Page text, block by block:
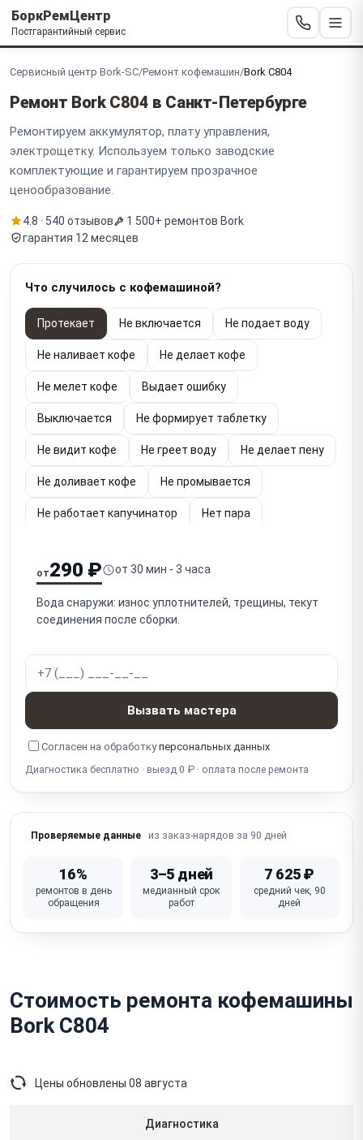
БоркРемЦентр
Постгарантийный сервис
Сервисный центр Bork-SC/Ремонт кофемашин/Bork C804
Ремонт Bork C804 в Санкт-Петербурге
Ремонтируем аккумулятор, плату управления,
электрощетку. Используем только заводские
комплектующие и гарантируем прозрачное
ценообразование.
4.8 · 540 отзывов
1 500+ ремонтов Bork
гарантия 12 месяцев
Что случилось с кофемашиной?
Протекает Не включается Не подает воду
Не наливает кофе Не делает кофе
Не мелет кофе Выдает ошибку
Выключается Не формирует таблетку
Не видит кофе Не греет воду Не делает пену
Не доливает кофе Не промывается
Не работает капучинатор Нет пара
Шумит Жидкость в контейнере для отходов
Кофе слабый и невкусный
Засорилась
от290 ₽ от 30 мин - 3 часа
Вода снаружи: износ уплотнителей, трещины, текут
соединения после сборки.
Вызвать мастера
Согласен на обработкуперсональных данных
Диагностика бесплатно · выезд 0 ₽ · оплата после ремонта
Проверяемые данные из заказ-нарядов за 90 дней
16%
ремонтов в день
обращения
3–5 дней
медианный срок
работ
7 625 ₽
средний чек, 90
дней
Стоимость ремонта кофемашины
Bork C804
Цены обновлены 08 августа
Диагностика